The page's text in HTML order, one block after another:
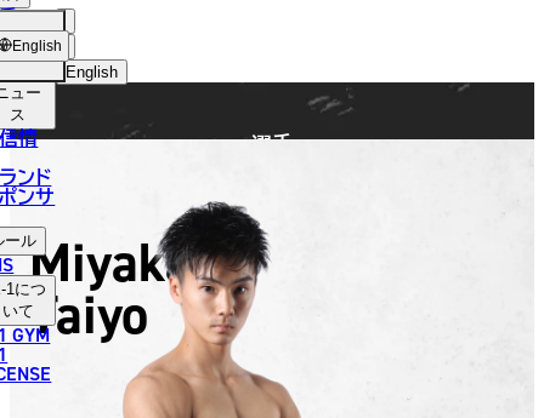
English
中文（简体）
中文（繁體）
العربية
ョッ
プ
ュー
ス
情
ンド
ンサ
ール
1につ
いて
GYM
English
選手
Miyakawa
Taiyo